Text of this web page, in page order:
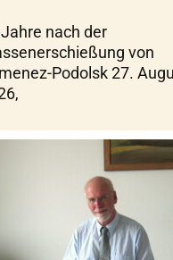
nach der
von
Podolsk 27.